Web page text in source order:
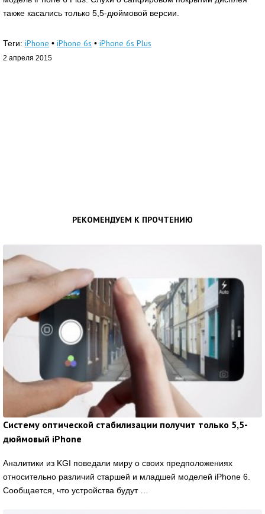
также касались только 5,5-дюймовой версии.
Теги: iPhone • iPhone 6s • iPhone 6s Plus
2 апреля 2015
РЕКОМЕНДУЕМ К ПРОЧТЕНИЮ
Систему оптической стабилизации получит только 5,5-
дюймовый iPhone
Аналитики из KGI поведали миру о своих предположениях
относительно различий старшей и младшей моделей iPhone 6.
Сообщается, что устройства будут …